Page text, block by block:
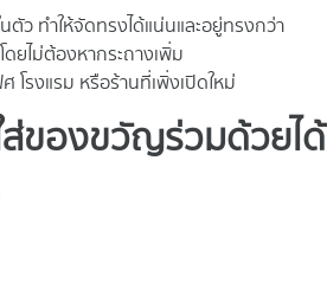
ตัว ทำให้จัดทรงได้แน่นและอยู่ทรงกว่า
โดยไม่ต้องหากระถางเพิ่ม
โรงแรม หรือร้านที่เพิ่งเปิดใหม่
ส่ของขวัญร่วมด้วยได้